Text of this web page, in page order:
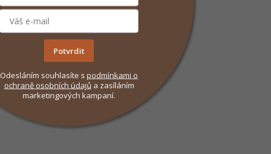
s
Potvrdit
Odesláním souhlasíte s podmínkami o
ochraně osobních údajů a zasíláním
marketingových kampaní.